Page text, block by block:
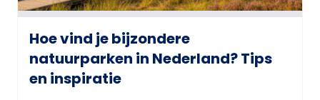
Hoe vind je bijzondere
natuurparken in Nederland? Tips
en inspiratie